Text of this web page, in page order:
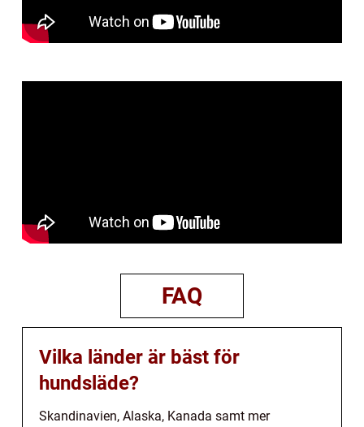
FAQ
Vilka länder är bäst för
hundsläde?
Skandinavien, Alaska, Kanada samt mer